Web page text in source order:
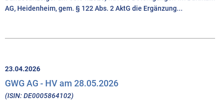
AG, Heidenheim, gem. § 122 Abs. 2 AktG die Ergänzung...
23.04.2026
GWG AG - HV am 28.05.2026
(ISIN: DE0005864102)